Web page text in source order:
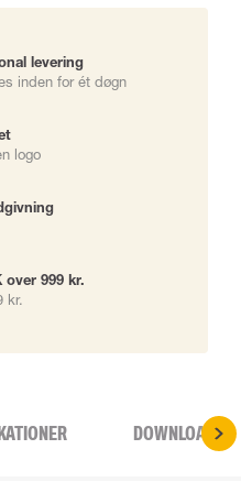
levering
inden for ét døgn
logo
over 999 kr.
kr.
DOWNLOADS